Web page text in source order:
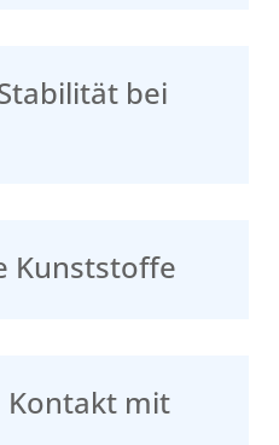
bei
Kunststoffe
Kontakt mit